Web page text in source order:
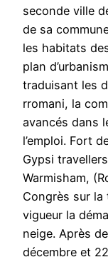
seconde ville
de sa
les habitats
plan
traduisant les
rromani, la
avancés dans
l’emploi. Fort
Gypsi
Warmisham,
Congrès sur la
vigueur la
neige. Après
décembre et